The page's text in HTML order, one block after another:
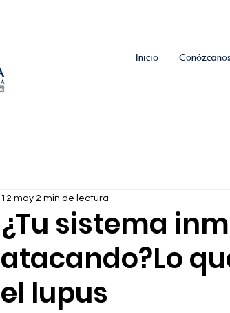
Inicio Conózcanos
¿Tu sistema
atacando?Lo
el lupus
12 may 2 min de lectura